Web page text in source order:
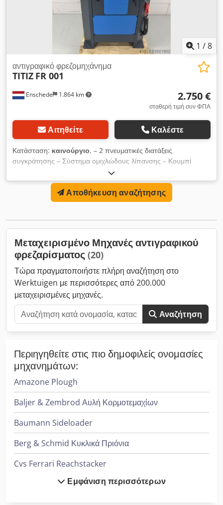
1 /8
Enschede 1.864 km
αντιγραφικό φρεζομηχάνημα
TITIZ FR 001
2.750 €
σταθερή τιμή συν ΦΠΑ
Αιτηθείτε Καλέστε
Κατάσταση: καινούργιο, – 2 πνευματικές διατάξεις
συγκράτησης – Σύστημα ομιχλώδους λίπανσης – Κουμπί
έκτακτης ανάγκης (Not-Aus) – Πιστόλι αέρα – Τεκμηρίωση –
400V Dkodpeyug Trefx Aa Eer
Αποθήκευση αναζήτησης
Μεταχειρισμένο Μηχανές αντιγραφικού
φρεζαρίσματος (20)
Τώρα πραγματοποιήστε πλήρη αναζήτηση στο
Werktuigen με περισσότερες από 200.000
μεταχειρισμένες μηχανές.
Αναζήτηση
Περιηγηθείτε στις πιο δημοφιλείς ονομασίες
μηχανημάτων:
Amazone Plough
Baljer & Zembrod Αυλή Κορμοτεμαχίων
Baumann Sideloader
Berg & Schmid Κυκλικά Πριόνια
Cvs Ferrari Reachstacker
Dücker MulcherΕμφάνιση περισσότερων